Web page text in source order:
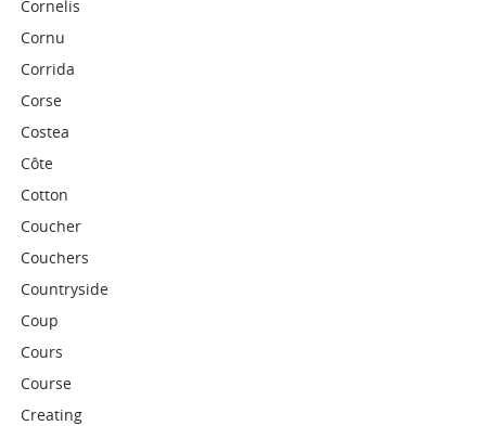
Cornelis
Cornu
Corrida
Corse
Costea
Côte
Cotton
Coucher
Couchers
Countryside
Coup
Cours
Course
Creating